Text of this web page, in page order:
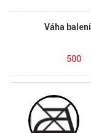
Váha
500